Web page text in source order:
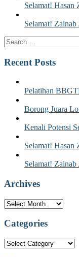
Selamat!
Selamat!
Recent Posts
Pelatihan
Borong Juara
Kenali Potensi
Selamat!
Selamat!
Archives
Archives
Categories
Categories